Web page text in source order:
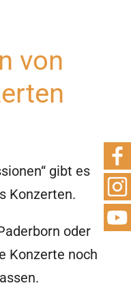
Kontakt
von
gibt es
Konzerten.
oder
Konzerte noch